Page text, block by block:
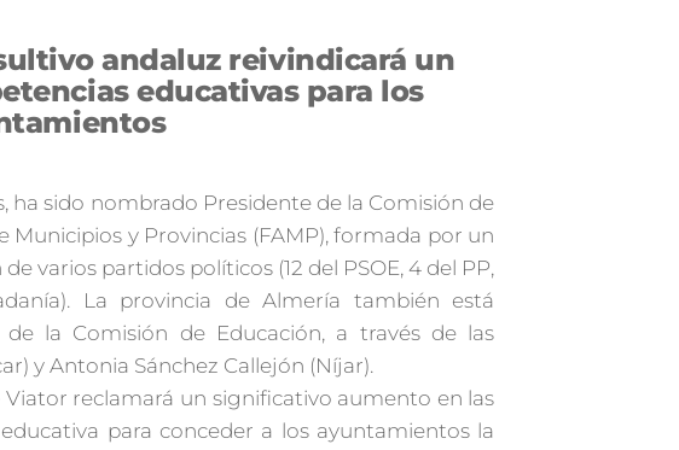
andaluz reivindicará un
educativas para los
ha sido nombrado Presidente de la Comisión de
Municipios y Provincias (FAMP), formada por un
varios partidos políticos (12 del PSOE, 4 del PP,
La provincia de Almería también está
de la Comisión de Educación, a través de las
y Antonia Sánchez Callejón (Níjar).
reclamará un significativo aumento en las
para conceder a los ayuntamientos la